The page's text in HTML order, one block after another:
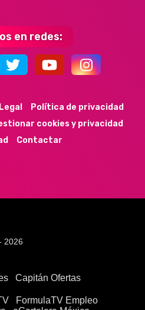
en redes:
9k 35k 352
Política de privacidad
cookies y privacidad
Contactar
2026
Capitán Ofertas
FormulaTV Empleo